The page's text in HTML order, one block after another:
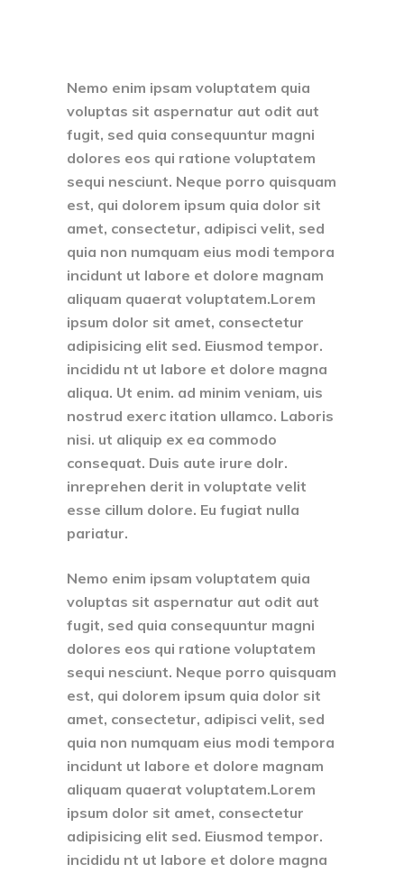
Nemo enim ipsam voluptatem quia
voluptas sit aspernatur aut odit aut
fugit, sed quia consequuntur magni
dolores eos qui ratione voluptatem
sequi nesciunt. Neque porro quisquam
est, qui dolorem ipsum quia dolor sit
amet, consectetur, adipisci velit, sed
quia non numquam eius modi tempora
incidunt ut labore et dolore magnam
aliquam quaerat voluptatem.Lorem
ipsum dolor sit amet, consectetur
adipisicing elit sed. Eiusmod tempor.
incididu nt ut labore et dolore magna
aliqua. Ut enim. ad minim veniam, uis
nostrud exerc itation ullamco. Laboris
nisi. ut aliquip ex ea commodo
consequat. Duis aute irure dolr.
inreprehen derit in voluptate velit
esse cillum dolore. Eu fugiat nulla
pariatur.
Nemo enim ipsam voluptatem quia
voluptas sit aspernatur aut odit aut
fugit, sed quia consequuntur magni
dolores eos qui ratione voluptatem
sequi nesciunt. Neque porro quisquam
est, qui dolorem ipsum quia dolor sit
amet, consectetur, adipisci velit, sed
quia non numquam eius modi tempora
incidunt ut labore et dolore magnam
aliquam quaerat voluptatem.Lorem
ipsum dolor sit amet, consectetur
adipisicing elit sed. Eiusmod tempor.
incididu nt ut labore et dolore magna